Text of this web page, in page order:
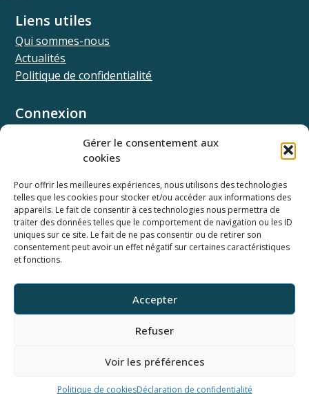
Gérer le consentement aux
cookies
Pour offrir les meilleures expériences, nous utilisons des technologies
telles que les cookies pour stocker et/ou accéder aux informations des
appareils. Le fait de consentir à ces technologies nous permettra de
traiter des données telles que le comportement de navigation ou les ID
uniques sur ce site. Le fait de ne pas consentir ou de retirer son
consentement peut avoir un effet négatif sur certaines caractéristiques
et fonctions.
Accepter
Refuser
Voir les préférences
Politique de cookiesDéclaration de confidentialité
Horaires du support
Du lundi au vendredi
9h-12h et 14h-18h
Mail : support@theia.fr
Ressources
Documentation SSO
Documentation API
Webinaires
Ancienne base documentaire
Connexion
Univ.theia
Liens utiles
Qui sommes-nous
Actualités
Politique de confidentialité